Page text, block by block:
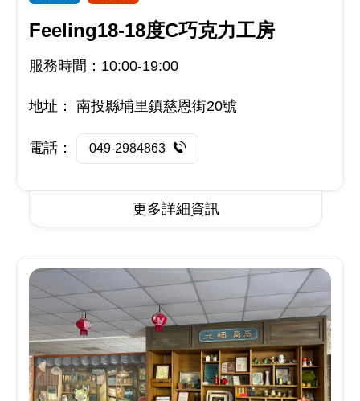
Feeling18-18度C巧克力工房
服務時間：10:00-19:00
地址： 南投縣埔里鎮慈恩街20號
電話： 049-2984863
更多詳細資訊